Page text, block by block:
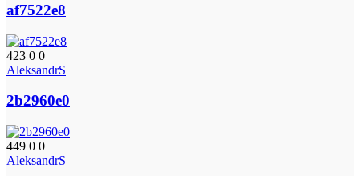
af7522e8
423 0 0
AleksandrS
2b2960e0
449 0 0
AleksandrS